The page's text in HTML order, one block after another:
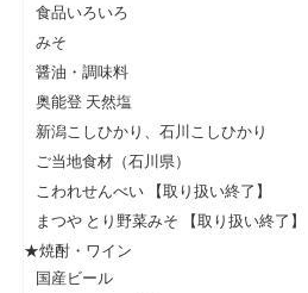
食品いろいろ
みそ
醤油・調味料
奥能登 天然塩
新潟こしひかり、石川こしひかり
ご当地食材（石川県）
こわれせんべい 【取り扱い終了】
まつや とり野菜みそ 【取り扱い終了】
★焼酎・ワイン
国産ビール